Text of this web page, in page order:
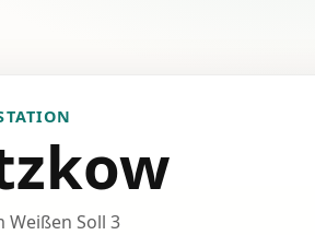
Weißen Soll 3